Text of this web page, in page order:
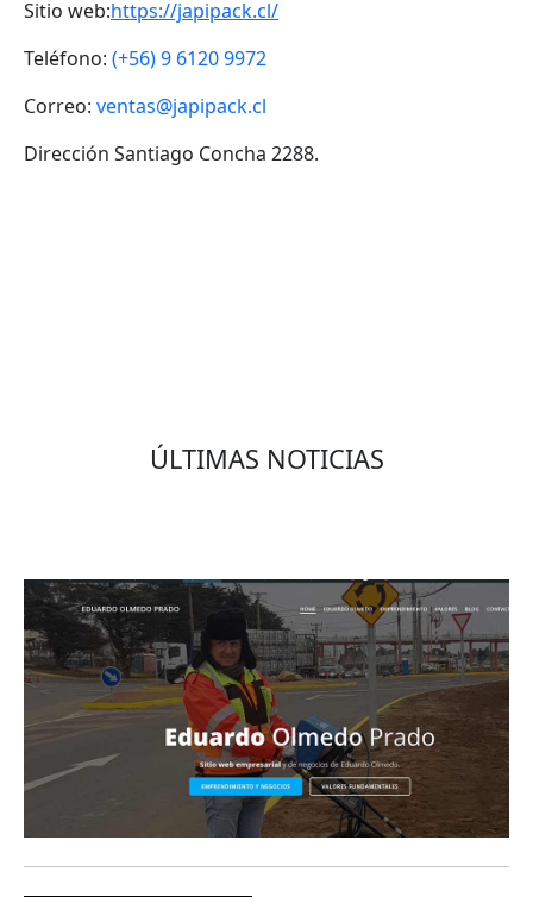
Sitio web:https://japipack.cl/
Teléfono: (+56) 9 6120 9972
Correo: ventas@japipack.cl
Dirección Santiago Concha 2288.
ÚLTIMAS NOTICIAS